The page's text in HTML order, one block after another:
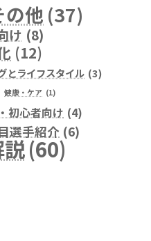
の他 (37)
け (8)
(12)
とライフスタイル (3)
健康・ケア (1)
初心者向け (4)
選手紹介 (6)
(60)